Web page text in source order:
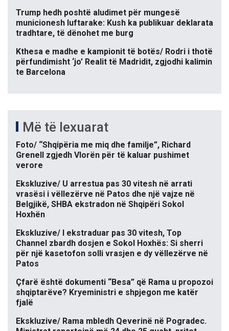
Trump hedh poshtë aludimet për mungesë
municionesh luftarake: Kush ka publikuar deklarata
tradhtare, të dënohet me burg
Kthesa e madhe e kampionit të botës/ Rodri i thotë
përfundimisht ‘jo’ Realit të Madridit, zgjodhi kalimin
te Barcelona
Më të lexuarat
Foto/ “Shqipëria me miq dhe familje”, Richard
Grenell zgjedh Vlorën për të kaluar pushimet
verore
Ekskluzive/ U arrestua pas 30 vitesh në arrati
vrasësi i vëllezërve në Patos dhe një vajze në
Belgjikë, SHBA ekstradon në Shqipëri Sokol
Hoxhën
Ekskluzive/ I ekstraduar pas 30 vitesh, Top
Channel zbardh dosjen e Sokol Hoxhës: Si sherri
për një kasetofon solli vrasjen e dy vëllezërve në
Patos
Çfarë është dokumenti “Besa” që Rama u propozoi
shqiptarëve? Kryeministri e shpjegon me katër
fjalë
Ekskluzive/ Rama mbledh Qeverinë në Pogradec.